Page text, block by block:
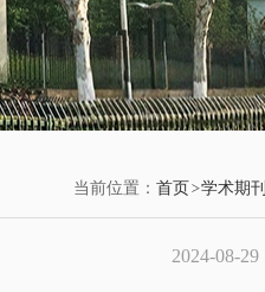
当前位置： 首页 学术期
2024-08-29